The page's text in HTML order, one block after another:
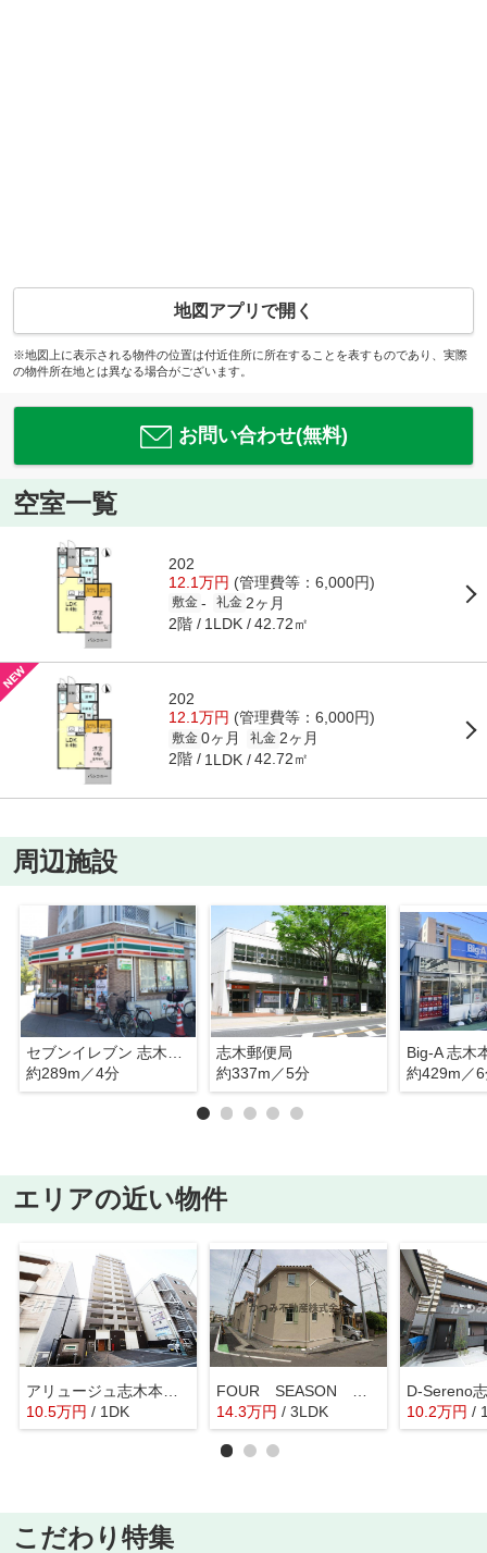
地図アプリで開く
※地図上に表示される物件の位置は付近住所に所在することを表すものであり、実際
の物件所在地とは異なる場合がございます。
お問い合わせ(無料)
空室一覧
202
12.1万円 (管理費等：6,000円)
敷金 - 礼金 2ヶ月
2階 1LDK 42.72㎡
202
12.1万円 (管理費等：6,000円)
敷金 0ヶ月 礼金 2ヶ月
2階 1LDK 42.72㎡
周辺施設
セブンイレブン 志木本町5丁目店
約289m／4分
志木郵便局
約337m／5分
Big-A 志木
約429m／
エリアの近い物件
10.5万円 / 1DK
14.3万円 / 3LDK
D-Sereno
10.2万円 /
こだわり特集